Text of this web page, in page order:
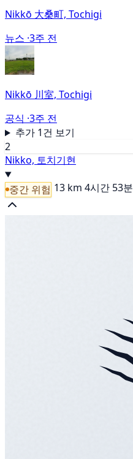
Nikkō 大桑町, Tochigi
뉴스 ·3주 전
Nikkō 川室, Tochigi
공식 ·3주 전
추가 1건 보기
2
Nikko, 토치기현
중간 위험 13 km 4시간 53분